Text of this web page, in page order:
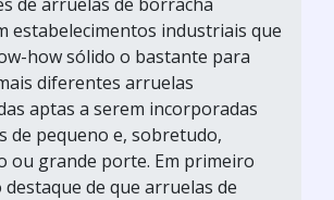
estabelecimentos industriais que
how sólido o bastante para
diferentes arruelas
aptas a serem incorporadas
de pequeno e, sobretudo,
ou grande porte. Em primeiro
destaque de que arruelas de